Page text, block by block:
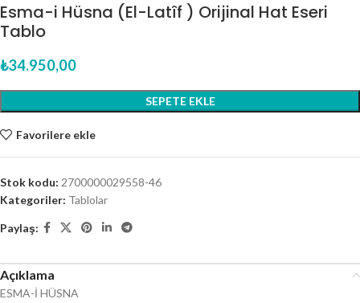
Esma-i Hüsna (El-Latîf ) Orijinal Hat Eseri
Tablo
₺34.950,00
SEPETE EKLE
Favorilere ekle
Stok kodu: 2700000029558-46
Kategoriler: Tablolar
Paylaş:
Açıklama
ESMA-İ HÜSNA